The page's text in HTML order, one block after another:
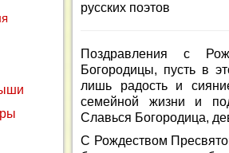
русских поэтов
Поздравления с
Богородицы, пусть в
лишь радость и
семейной жизни и
Славься Богородица,
С Рождеством